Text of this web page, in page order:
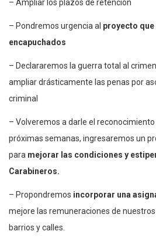
– Ampliar los plazos de retención
– Pondremos urgencia al proyecto
encapuchados
– Declararemos la guerra total al
ampliar drásticamente las penas por
criminal
– Volveremos a darle el reconocimiento
próximas semanas, ingresaremos un
para mejorar las condiciones y
Carabineros.
– Propondremos incorporar una
mejore las remuneraciones de
barrios y calles.